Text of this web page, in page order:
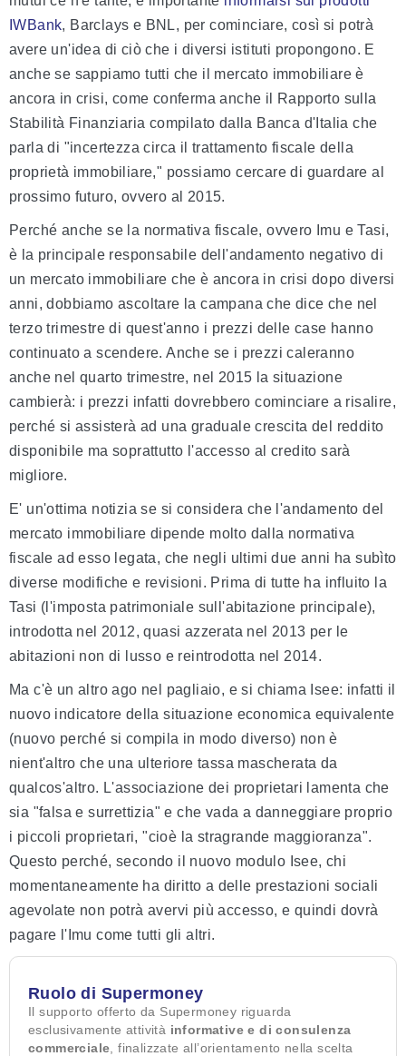
IWBank, Barclays e BNL, per cominciare, così si potrà
avere un'idea di ciò che i diversi istituti propongono. E
anche se sappiamo tutti che il mercato immobiliare è
ancora in crisi, come conferma anche il Rapporto sulla
Stabilità Finanziaria compilato dalla Banca d'Italia che
parla di "incertezza circa il trattamento fiscale della
proprietà immobiliare," possiamo cercare di guardare al
prossimo futuro, ovvero al 2015.
Perché anche se la normativa fiscale, ovvero Imu e Tasi,
è la principale responsabile dell'andamento negativo di
un mercato immobiliare che è ancora in crisi dopo diversi
anni, dobbiamo ascoltare la campana che dice che nel
terzo trimestre di quest'anno i prezzi delle case hanno
continuato a scendere. Anche se i prezzi caleranno
anche nel quarto trimestre, nel 2015 la situazione
cambierà: i prezzi infatti dovrebbero cominciare a risalire,
perché si assisterà ad una graduale crescita del reddito
disponibile ma soprattutto l'accesso al credito sarà
migliore.
E' un'ottima notizia se si considera che l'andamento del
mercato immobiliare dipende molto dalla normativa
fiscale ad esso legata, che negli ultimi due anni ha subìto
diverse modifiche e revisioni. Prima di tutte ha influito la
Tasi (l'imposta patrimoniale sull'abitazione principale),
introdotta nel 2012, quasi azzerata nel 2013 per le
abitazioni non di lusso e reintrodotta nel 2014.
Ma c'è un altro ago nel pagliaio, e si chiama Isee: infatti il
nuovo indicatore della situazione economica equivalente
(nuovo perché si compila in modo diverso) non è
nient'altro che una ulteriore tassa mascherata da
qualcos'altro. L'associazione dei proprietari lamenta che
sia "falsa e surrettizia" e che vada a danneggiare proprio
i piccoli proprietari, "cioè la stragrande maggioranza".
Questo perché, secondo il nuovo modulo Isee, chi
momentaneamente ha diritto a delle prestazioni sociali
agevolate non potrà avervi più accesso, e quindi dovrà
pagare l'Imu come tutti gli altri.
Ruolo di Supermoney
Il supporto offerto da Supermoney riguarda
esclusivamente attività informative e di consulenza
commerciale, finalizzate all’orientamento nella scelta